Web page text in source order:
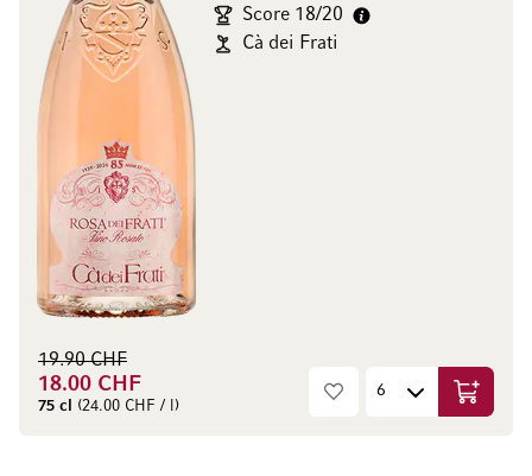
Score 18/20
Cà dei Frati
18.00 CHF
19.90 CHF
75 cl (24.00 CHF / l) Ajouter